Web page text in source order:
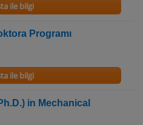
ile bilgi
Programı
ile bilgi
in Mechanical